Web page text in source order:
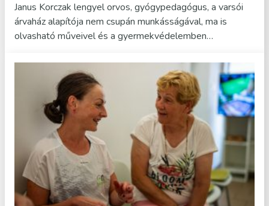
Janus Korczak lengyel orvos, gyógypedagógus, a varsói
árvaház alapítója nem csupán munkásságával, ma is
olvasható műveivel és a gyermekvédelemben…